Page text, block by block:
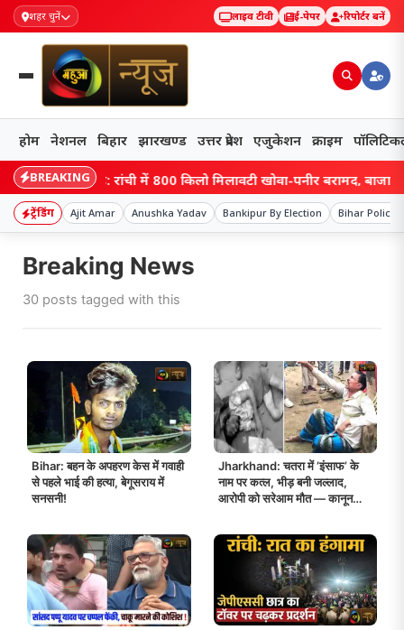
शहर चुनें लाइव टीवी ई-पेपर रिपोर्टर बनें
होम नेशनल बिहार झारखण्ड उत्तर प्रदेश एजुकेशन क्राइम
BREAKING
झारखंड: रांची में 800 किलो मिलावटी खोवा-पनीर बरामद, बाजार में
ट्रेंडिंग Ajit Amar Anushka Yadav Bankipur By Election Bihar Police
Breaking News
30 posts tagged with this
Bihar: बहन के अपहरण केस में गवाही
से पहले भाई की हत्या, बेगूसराय में
सनसनी!
Jharkhand: चतरा में ‘इंसाफ’ के
नाम पर कत्ल, भीड़ बनी जल्लाद,
आरोपी को सरेआम मौत — कानून